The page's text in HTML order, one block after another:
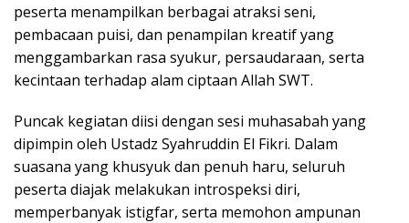
peserta menampilkan berbagai atraksi seni,
pembacaan puisi, dan penampilan kreatif yang
menggambarkan rasa syukur, persaudaraan, serta
kecintaan terhadap alam ciptaan Allah SWT.
Puncak kegiatan diisi dengan sesi muhasabah yang
dipimpin oleh Ustadz Syahruddin El Fikri. Dalam
suasana yang khusyuk dan penuh haru, seluruh
peserta diajak melakukan introspeksi diri,
memperbanyak istigfar, serta memohon ampunan